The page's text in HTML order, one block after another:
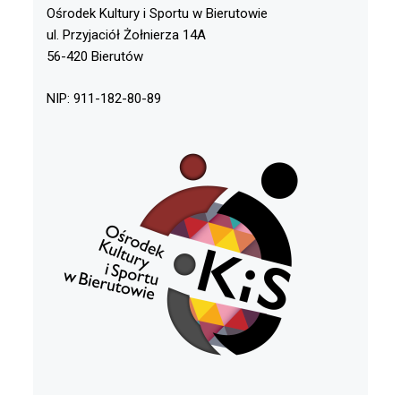
Ośrodek Kultury i Sportu w Bierutowie
ul. Przyjaciół Żołnierza 14A
56-420 Bierutów
NIP: 911-182-80-89